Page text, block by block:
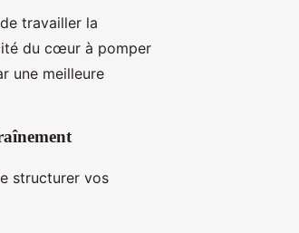
travailler la
du cœur à pomper
une meilleure
structurer vos